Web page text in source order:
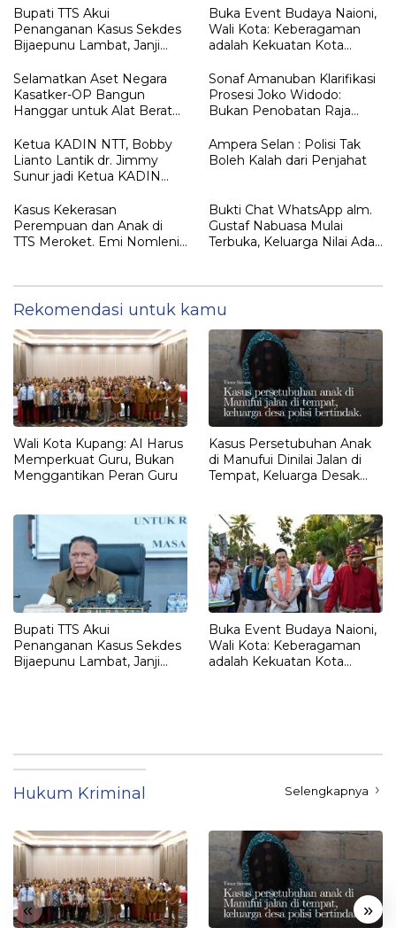
Bupati TTS Akui
Penanganan Kasus Sekdes
Bijaepunu Lambat, Janji
Buka Event Budaya Naioni,
Wali Kota: Keberagaman
adalah Kekuatan Kota
Selamatkan Aset Negara
Kasatker-OP Bangun
Hanggar untuk Alat Berat
Sonaf Amanuban Klarifikasi
Prosesi Joko Widodo:
Bukan Penobatan Raja
Penghormatan Adat
Ketua KADIN NTT, Bobby
Lianto Lantik dr. Jimmy
Sunur jadi Ketua KADIN
Ampera Selan : Polisi Tak
Boleh Kalah dari Penjahat
Kasus Kekerasan
Perempuan dan Anak di
TTS Meroket. Emi Nomleni :
Bukti Chat WhatsApp alm.
Gustaf Nabuasa Mulai
Terbuka, Keluarga Nilai Ada
Rekomendasi untuk kamu
Wali Kota Kupang: AI Harus
Memperkuat Guru, Bukan
Menggantikan Peran Guru
Kasus Persetubuhan Anak
di Manufui Dinilai Jalan di
Tempat, Keluarga Desak
Bupati TTS Akui
Penanganan Kasus Sekdes
Bijaepunu Lambat, Janji
Buka Event Budaya Naioni,
Wali Kota: Keberagaman
adalah Kekuatan Kota
Hukum Kriminal Selengkapnya
« »